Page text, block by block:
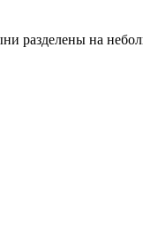
разделены на